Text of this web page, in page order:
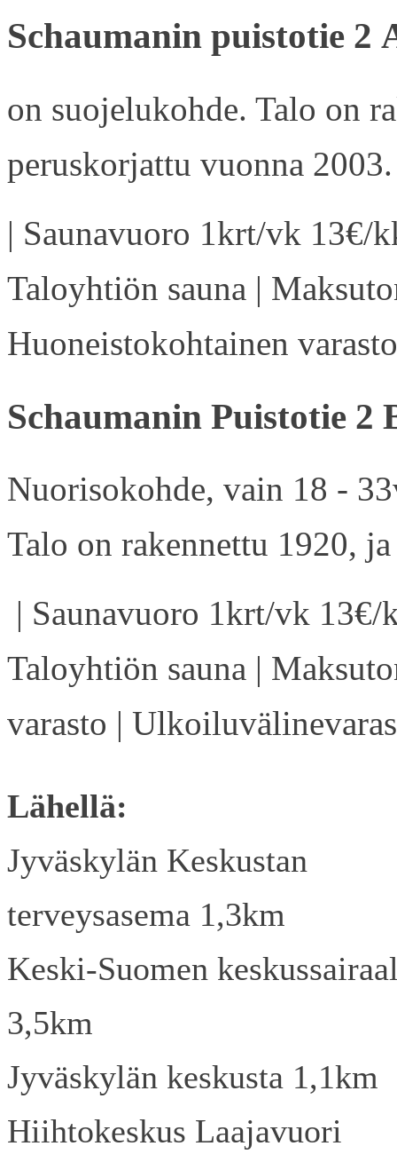
Schaumanin puistotie 2
on suojelukohde. Talo on
peruskorjattu vuonna 2003.
| Saunavuoro 1krt/vk 13€/
Taloyhtiön sauna |
Huoneistokohtainen
Schaumanin Puistotie 2
Nuorisokohde, vain 18 -
Talo on rakennettu 1920,
| Saunavuoro 1krt/vk
Taloyhtiön sauna |
varasto |
Lähellä:
Jyväskylän Keskustan
terveysasema 1,3km
Keski-Suomen
3,5km
Jyväskylän keskusta 1,1km
Hiihtokeskus Laajavuori